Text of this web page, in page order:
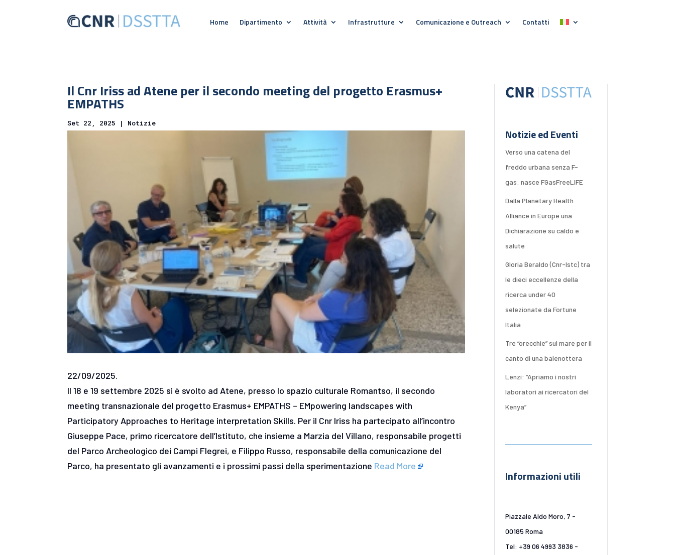
Home Dipartimento Attività Infrastrutture Comunicazione e Outreach Contatti
Il Cnr Iriss ad Atene per il secondo meeting del progetto Erasmus+
EMPATHS
Set 22, 2025 | Notizie
22/09/2025.
Il 18 e 19 settembre 2025 si è svolto ad Atene, presso lo spazio culturale Romantso, il secondo
meeting transnazionale del progetto Erasmus+ EMPATHS – EMpowering landscapes with
Participatory Approaches to Heritage interpretation Skills. Per il Cnr Iriss ha partecipato all’incontro
Giuseppe Pace, primo ricercatore dell’Istituto, che insieme a Marzia del Villano, responsabile progetti
del Parco Archeologico dei Campi Flegrei, e Filippo Russo, responsabile della comunicazione del
Parco, ha presentato gli avanzamenti e i prossimi passi della sperimentazione Read More
Notizie ed Eventi
Verso una catena del
freddo urbana senza F-
gas: nasce FGasFreeLIFE
Dalla Planetary Health
Alliance in Europe una
Dichiarazione su caldo e
salute
Gloria Beraldo (Cnr-Istc) tra
le dieci eccellenze della
ricerca under 40
selezionate da Fortune
Italia
Tre “orecchie” sul mare per il
canto di una balenottera
Lenzi: “Apriamo i nostri
laboratori ai ricercatori del
Kenya”
Informazioni utili
Piazzale Aldo Moro, 7 -
00185 Roma
Tel: +39 06 4993 3836 -